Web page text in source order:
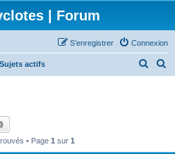
| Forum
Connexion
S’enregistrer
Sujets actifs
• Page 1 sur 1